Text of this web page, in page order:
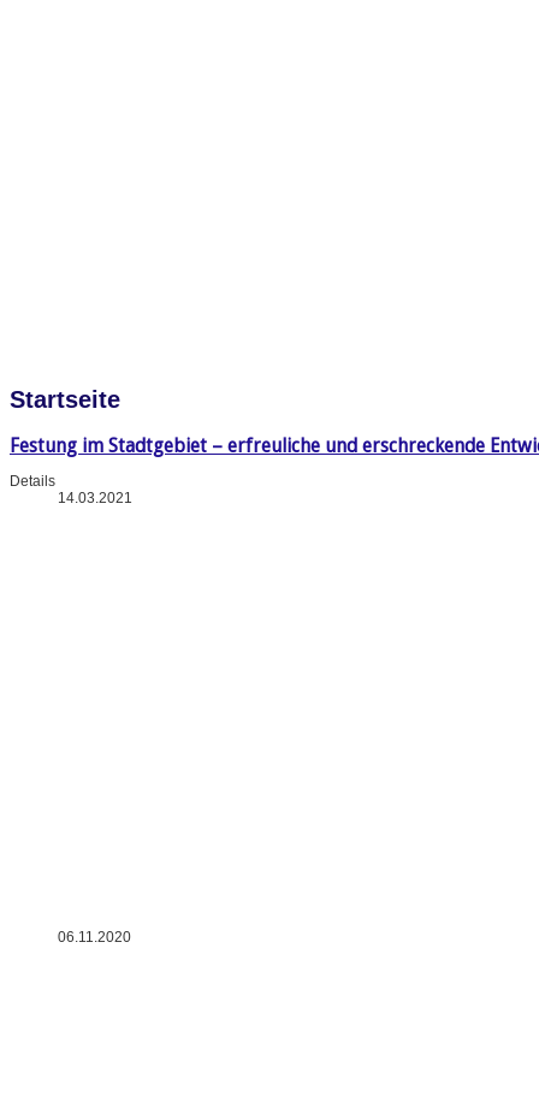
Startseite
Festung im Stadtgebiet – erfreuliche und erschreckende
Details
14.03.2021
06.11.2020